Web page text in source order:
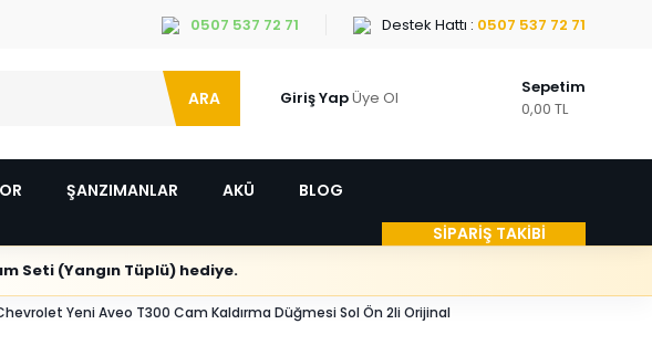
0507 537 72 71 Destek Hattı : 0507 537 72 71
ARA Giriş YapÜye Ol
Sepetim
0,00 TL
ŞANZIMANLAR AKÜ
BLOG
SİPARİŞ TAKİBİ
Seti (Yangın Tüplü) hediye.
Yeni Aveo T300 Cam Kaldırma Düğmesi Sol Ön 2li Orijinal